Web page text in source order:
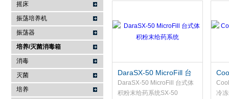
摇床
振荡培养机
振荡器
培养/灭菌消毒箱
消毒
灭菌
培养
DaraSX-50 MicroFill 台
式体积粉末给药系统
DaraSX-50 MicroFill 台式体
积粉末给药系统SX-50
CE
冷